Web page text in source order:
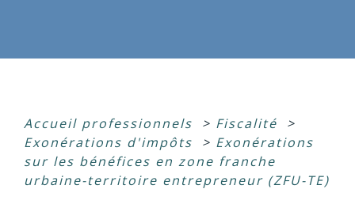
Accueil professionnels > Fiscalité
>
Exonérations d'impôts
> Exonérations
sur les bénéfices en zone franche
urbaine-territoire entrepreneur (ZFU-TE)